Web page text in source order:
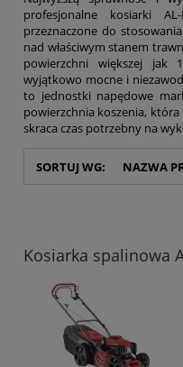
profesjonalne kosiarki
przeznaczone do
nad właściwym stanem
powierzchni większej jak
wyjątkowo mocne i
to jednostki napędowe
powierzchnia koszenia, która
skraca czas potrzebny na
SORTUJ WG: NAZWA
Kosiarka spalinowa